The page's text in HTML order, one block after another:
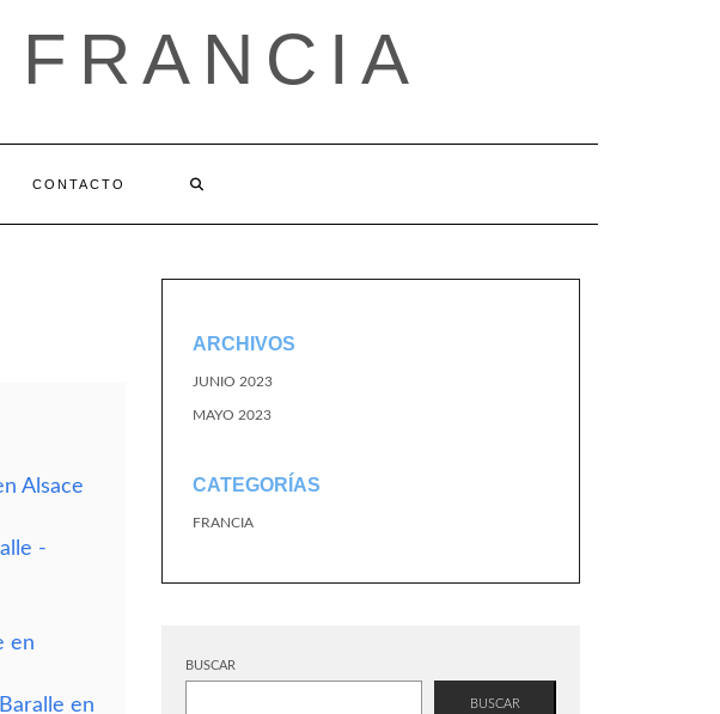
CONTACTO
Alsace
-
en
en
ARCHIVOS
JUNIO 2023
MAYO 2023
CATEGORÍAS
FRANCIA
BUSCAR
BUSCAR